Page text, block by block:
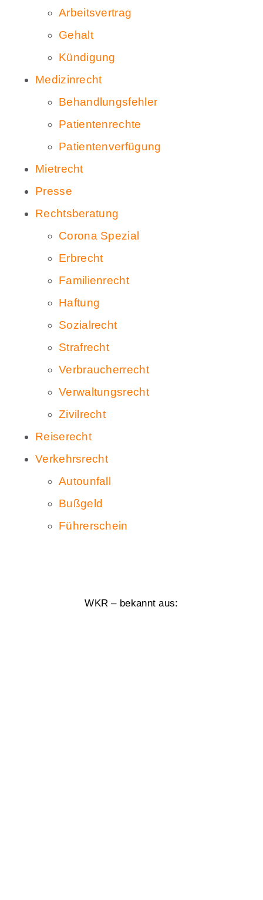
Arbeitsvertrag
Gehalt
Kündigung
Medizinrecht
Behandlungsfehler
Patientenrechte
Patientenverfügung
Mietrecht
Presse
Rechtsberatung
Corona Spezial
Erbrecht
Familienrecht
Haftung
Sozialrecht
Strafrecht
Verbraucherrecht
Verwaltungsrecht
Zivilrecht
Reiserecht
Verkehrsrecht
Autounfall
Bußgeld
Führerschein
WKR – bekannt aus: